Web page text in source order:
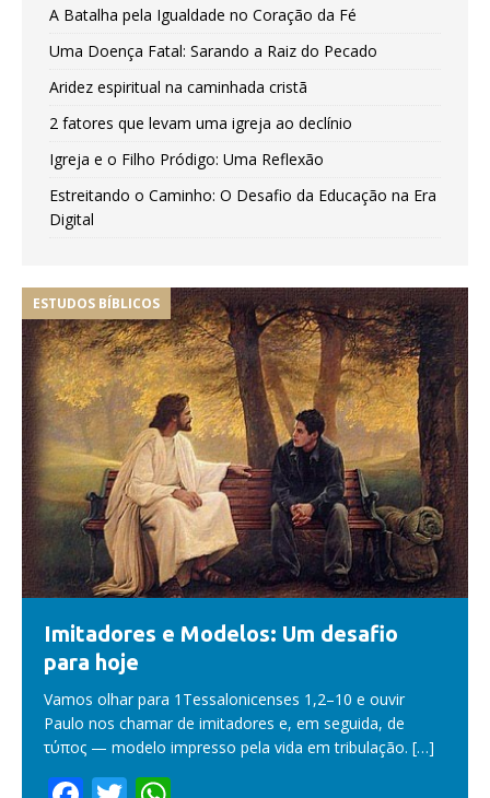
A Batalha pela Igualdade no Coração da Fé
Uma Doença Fatal: Sarando a Raiz do Pecado
Aridez espiritual na caminhada cristã
2 fatores que levam uma igreja ao declínio
Igreja e o Filho Pródigo: Uma Reflexão
Estreitando o Caminho: O Desafio da Educação na Era
Digital
ESTUDOS BÍBLICOS
Imitadores e Modelos: Um desafio
para hoje
Vamos olhar para 1Tessalonicenses 1,2–10 e ouvir
Paulo nos chamar de imitadores e, em seguida, de
τύπος — modelo impresso pela vida em tribulação. […]